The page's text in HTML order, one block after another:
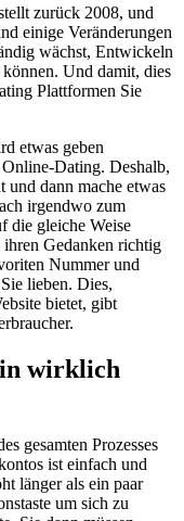
zurück 2008, und
einige Veränderungen
wächst, Entwickeln
Und damit, dies
Plattformen Sie
etwas geben
Dating. Deshalb,
und dann mache etwas
irgendwo zum
die gleiche Weise
Gedanken richtig
Nummer und
lieben. Dies,
bietet, gibt
wirklich
gesamten Prozesses
ist einfach und
länger als ein paar
um sich zu